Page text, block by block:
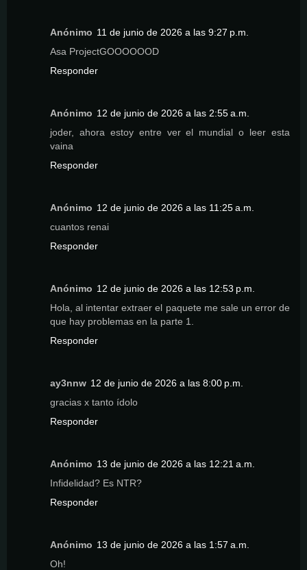
Anónimo 11 de junio de 2026 a las 9:27 p.m.
Asa ProjectGOOOOOOD
Responder
Anónimo 12 de junio de 2026 a las 2:55 a.m.
joder, ahora estoy entre ver el mundial o leer esta
vaina
Responder
Anónimo 12 de junio de 2026 a las 11:25 a.m.
cuantos renai
Responder
Anónimo 12 de junio de 2026 a las 12:53 p.m.
Hola, al intentar extraer el paquete me sale un error de
que hay problemas en la parte 1.
Responder
ay3nnw 12 de junio de 2026 a las 8:00 p.m.
gracias x tanto ídolo
Responder
Anónimo 13 de junio de 2026 a las 12:21 a.m.
Infidelidad? Es NTR?
Responder
Anónimo 13 de junio de 2026 a las 1:57 a.m.
Oh!